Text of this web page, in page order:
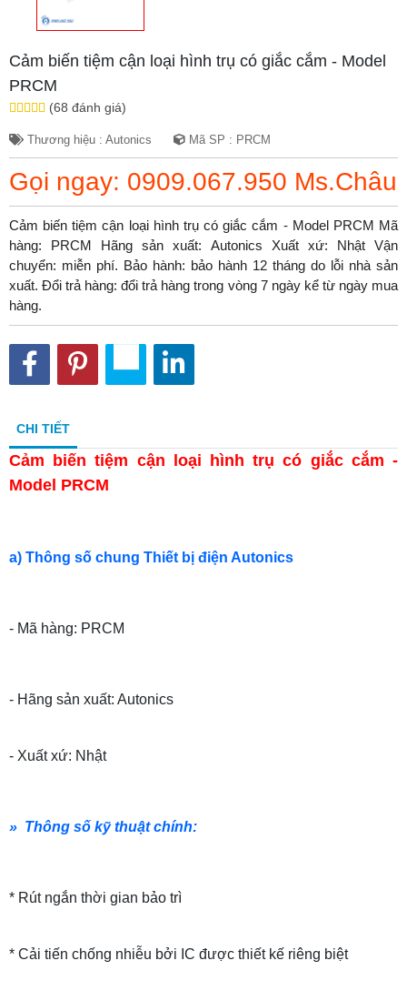
Cảm biến tiệm cận loại hình trụ có giắc cắm - Model
PRCM
(68 đánh giá)
Thương hiệu : Autonics Mã SP : PRCM
Gọi ngay: 0909.067.950 Ms.Châu
Cảm biến tiệm cận loại hình trụ có giắc cắm - Model PRCM Mã
hàng: PRCM Hãng sản xuất: Autonics Xuất xứ: Nhật Vận
chuyển: miễn phí. Bảo hành: bảo hành 12 tháng do lỗi nhà sản
xuất. Đổi trả hàng: đổi trả hàng trong vòng 7 ngày kể từ ngày mua
hàng.
CHI TIẾT
Cảm biến tiệm cận loại hình trụ có giắc cắm -
Model PRCM
a) Thông số chung Thiết bị điện Autonics
- Mã hàng: PRCM
- Hãng sản xuất: Autonics
- Xuất xứ: Nhật
» Thông số kỹ thuật chính:
* Rút ngắn thời gian bảo trì
* Cải tiến chống nhiễu bởi IC được thiết kế riêng biệt